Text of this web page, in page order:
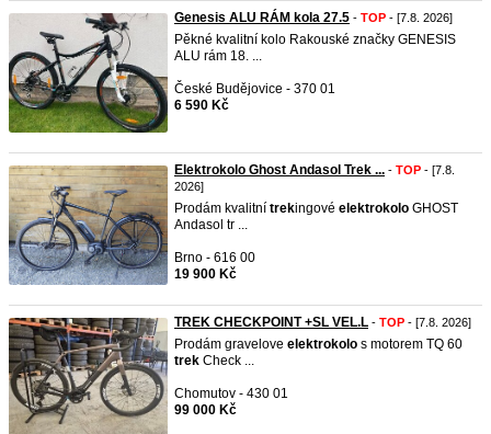
Genesis ALU RÁM kola 27.5 - TOP - [7.8. 2026]
Pěkné kvalitní kolo Rakouské značky GENESIS
ALU rám 18. ...
České Budějovice - 370 01
6 590 Kč
Elektrokolo Ghost Andasol Trek ... - TOP - [7.8.
2026]
Prodám kvalitní trekingové elektrokolo GHOST
Andasol tr ...
Brno - 616 00
19 900 Kč
TREK CHECKPOINT +SL VEL.L - TOP - [7.8. 2026]
Prodám gravelove elektrokolo s motorem TQ 60
trek Check ...
Chomutov - 430 01
99 000 Kč